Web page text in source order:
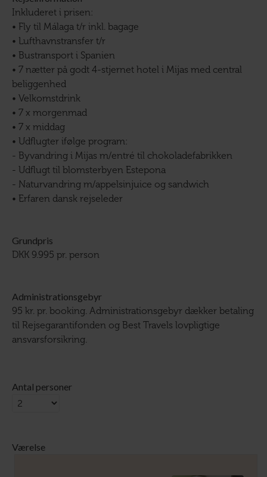
Inkluderet i prisen:
• Fly til Málaga t/r inkl. bagage
• Lufthavnstransfer t/r
• Bustransport i Spanien
• 7 nætter på godt 4-stjernet hotel i Mijas med central
beliggenhed
• Velkomstdrink
• 7 x morgenmad
• 7 x middag
• Udflugter ifølge program:
- Byvandring i Mijas m/entré til chokoladefabrikken
- Udflugt til blomsterbyen Estepona
- Naturvandring m/appelsinjuice og sandwich
• Erfaren dansk rejseleder
Grundpris
DKK 9.995 pr. person
Administrationsgebyr
95 kr. pr. booking. Administrationsgebyr dækker betaling
til Rejsegarantifonden og Best Travels lovpligtige
ansvarsforsikring.
Antal personer
Værelse